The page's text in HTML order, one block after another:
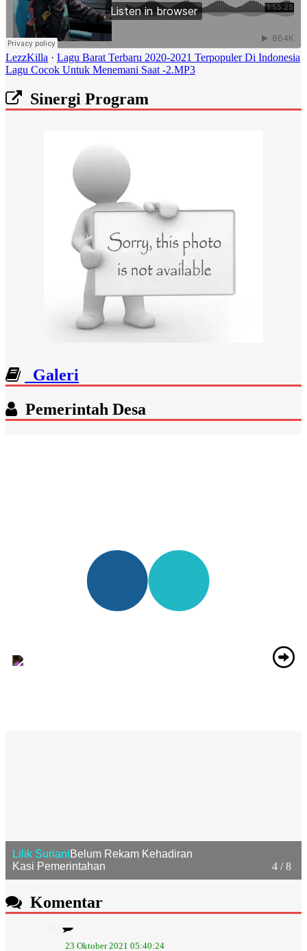
LezzKilla · Lagu Barat Terbaru 2020-2021 Terpopuler Di Indonesia
Lagu Cocok Untuk Menemani Saat -2.MP3
Sinergi Program
Galeri
Pemerintah Desa
4 / 8
Lilik SurianiBelum Rekam Kehadiran
Kasi Pemerintahan
Komentar
23 Oktober 2021 05:40:24
Progresif. Semoga Istiqomah...